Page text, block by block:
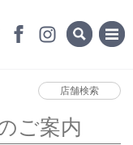
店舗検索
ご案内